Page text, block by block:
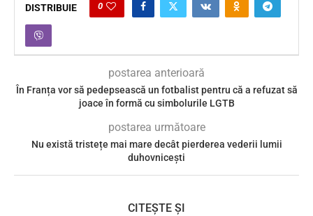
DISTRIBUIE 0
postarea anterioară
În Franța vor să pedepsească un fotbalist pentru că a refuzat să
joace în formă cu simbolurile LGTB
postarea următoare
Nu există tristețe mai mare decât pierderea vederii lumii
duhovnicești
CITEȘTE ȘI